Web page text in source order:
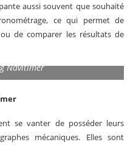
aussi souvent que souhaité
ce qui permet de
de comparer les résultats de
Navitimer
se vanter de posséder leurs
mécaniques. Elles sont